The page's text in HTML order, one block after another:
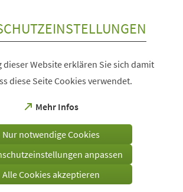
dieser Website erklären Sie sich damit
diese Seite Cookies verwendet.
Mehr Infos
(Öffnet
einem
Tab)
Nur notwendige Cookies
anpassen
Alle Cookies akzeptieren